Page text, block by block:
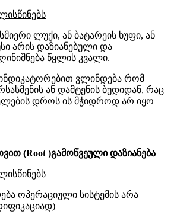
ლუქი, ან ბატარეის ხუფი, ან
არის დაზიანებული და
წყლის კვალი.
ვლინდება რომ
ან დამტენის ბუდიდან, რაც
დროს ის მჭიდროდ არ იყო
(Root )გამოწვეული დაზიანება
ოპერაციული სისტემის არა